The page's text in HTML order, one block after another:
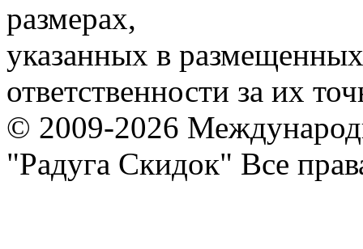
размерах,
указанных в
ответственности за их
© 2009-2026
"Радуга Скидок" Все